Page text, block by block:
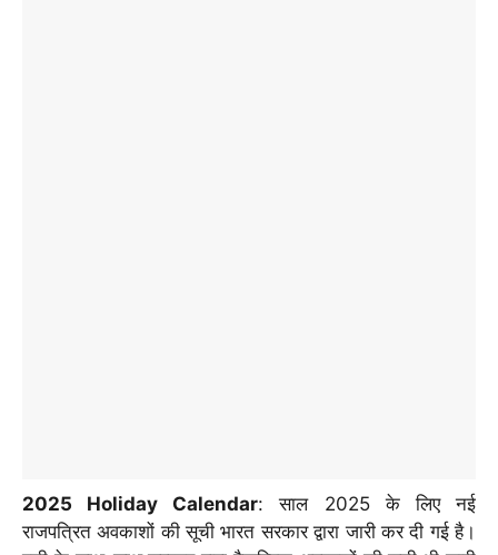
2025 Holiday Calendar: साल 2025 के लिए नई
राजपत्रित अवकाशों की सूची भारत सरकार द्वारा जारी कर दी गई है।